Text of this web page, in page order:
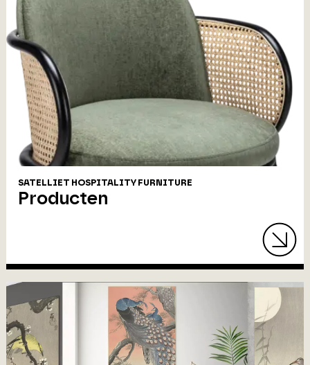
SATELLIET HOSPITALITY FURNITURE
Producten